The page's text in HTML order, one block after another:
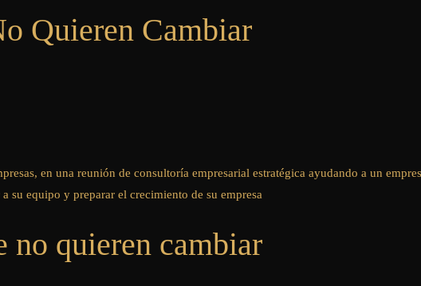
Quieren Cambiar
no quieren cambiar